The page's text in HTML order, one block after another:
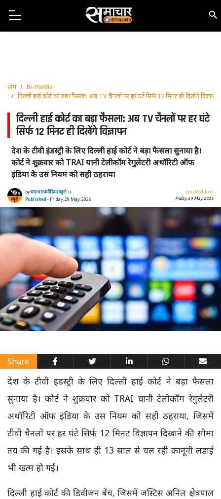
होम
tv-media
दिल्ली हाई कोर्ट का बड़ा फैसला: अब TV चैनलों पर हर घंटे सिर्फ 12 मिनट ही दिखेंगे विज्ञापन
दिल्ली हाई कोर्ट का बड़ा फैसला: अब TV चैनलों पर हर घंटे
सिर्फ 12 मिनट ही दिखेंगे विज्ञापन
देश के टीवी इंडस्ट्री के लिए दिल्ली हाई कोर्ट ने बड़ा फैसला सुनाया है।
कोर्ट ने शुक्रवार को TRAI यानी टेलीकॉम रेगुलेटरी अथॉरिटी ऑफ
इंडिया के उस नियम को सही ठहराया
byसमाचार4मीडिया ब्यूरो ।।
Published- Friday, 29 May, 2026
Last Modified:
Friday, 29 May, 2026
Share
देश के टीवी इंडस्ट्री के लिए दिल्ली हाई कोर्ट ने बड़ा फैसला
सुनाया है। कोर्ट ने शुक्रवार को TRAI यानी टेलीकॉम रेगुलेटरी
अथॉरिटी ऑफ इंडिया के उस नियम को सही ठहराया, जिसमें
टीवी चैनलों पर हर घंटे सिर्फ 12 मिनट विज्ञापन दिखाने की सीमा
तय की गई है। इसके साथ ही 13 साल से चल रही कानूनी लड़ाई
भी खत्म हो गई।
दिल्ली हाई कोर्ट की डिवीजन बेंच, जिसमें जस्टिस अनिल क्षेत्रपाल